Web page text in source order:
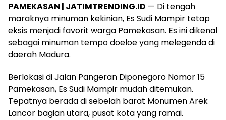
PAMEKASAN | JATIMTRENDING.ID — Di tengah
maraknya minuman kekinian, Es Sudi Mampir tetap
eksis menjadi favorit warga Pamekasan. Es ini dikenal
sebagai minuman tempo doeloe yang melegenda di
daerah Madura.
Berlokasi di Jalan Pangeran Diponegoro Nomor 15
Pamekasan, Es Sudi Mampir mudah ditemukan.
Tepatnya berada di sebelah barat Monumen Arek
Lancor bagian utara, pusat kota yang ramai.